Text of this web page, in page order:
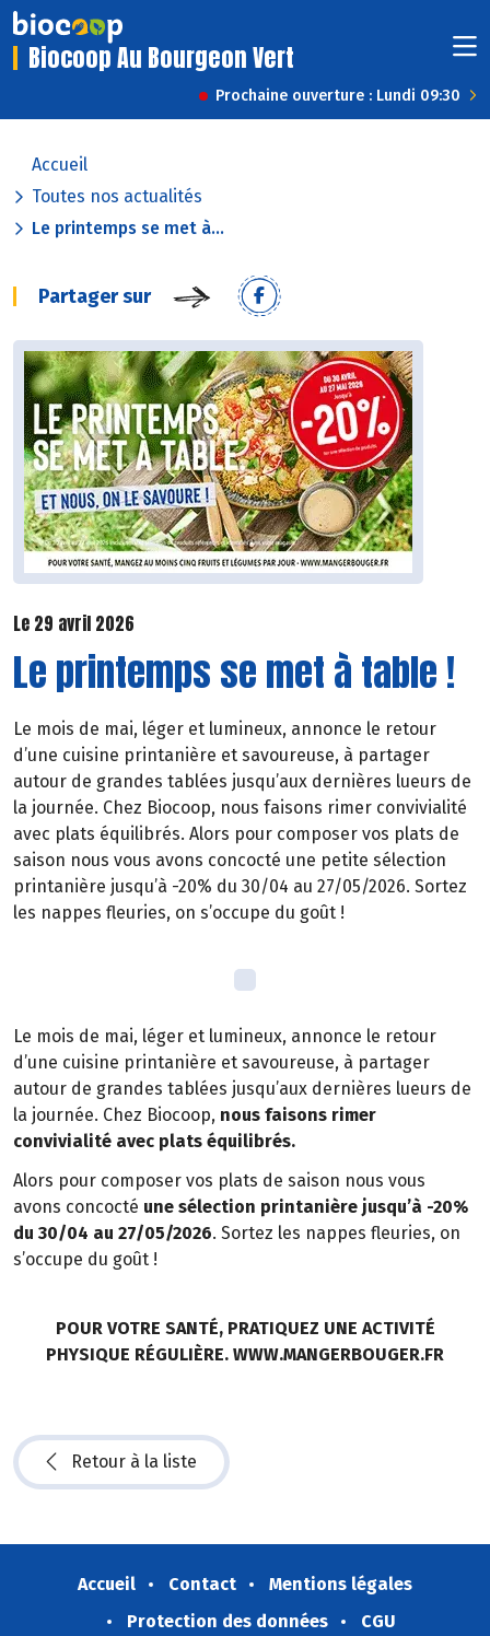
Biocoop Au Bourgeon Vert
Prochaine ouverture : Lundi 09:30
Accueil
Toutes nos actualités
Le printemps se met à...
Partager sur
Le 29 avril 2026
Le printemps se met à table !
Le mois de mai, léger et lumineux, annonce le retour
d’une cuisine printanière et savoureuse, à partager
autour de grandes tablées jusqu’aux dernières lueurs de
la journée. Chez Biocoop, nous faisons rimer convivialité
avec plats équilibrés. Alors pour composer vos plats de
saison nous vous avons concocté une petite sélection
printanière jusqu’à -20% du 30/04 au 27/05/2026. Sortez
les nappes fleuries, on s’occupe du goût !
Le mois de mai, léger et lumineux, annonce le retour
d’une cuisine printanière et savoureuse, à partager
autour de grandes tablées jusqu’aux dernières lueurs de
la journée. Chez Biocoop, nous faisons rimer
convivialité avec plats équilibrés.
Alors pour composer vos plats de saison nous vous
avons concocté une sélection printanière jusqu’à -20%
du 30/04 au 27/05/2026. Sortez les nappes fleuries, on
s’occupe du goût !
POUR VOTRE SANTÉ, PRATIQUEZ UNE ACTIVITÉ
PHYSIQUE RÉGULIÈRE. WWW.MANGERBOUGER.FR
Retour à la liste
Accueil Contact
Mentions légales
Protection des données
CGU